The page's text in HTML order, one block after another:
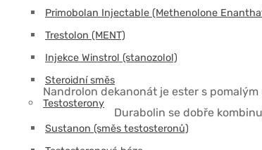
Primobolan Injectable (Methenolone
Trestolon (MENT)
Injekce Winstrol (stanozolol)
Steroidní směs
Testosterony
Sustanon (směs testosteronů)
Nandrolon dekanonát je ester s
Durabolin se dobře